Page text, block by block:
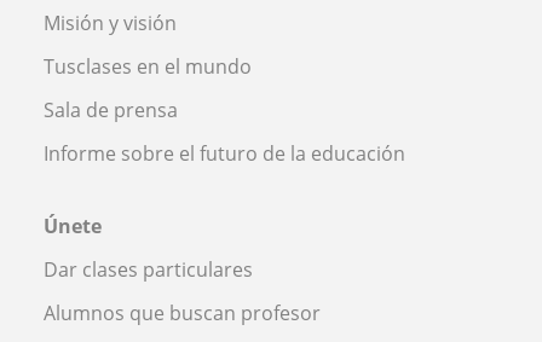
Misión y visión
Tusclases en el mundo
Sala de prensa
Informe sobre el futuro de la educación
Únete
Dar clases particulares
Alumnos que buscan profesor